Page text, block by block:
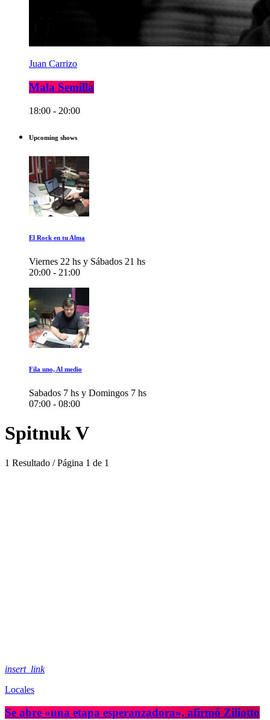
Juan Carrizo
Mala Semilla
18:00 - 20:00
Upcoming shows
El Rock en tu Alma
Viernes 22 hs y Sábados 21 hs
20:00 - 21:00
Fila uno, Al medio
Sabados 7 hs y Domingos 7 hs
07:00 - 08:00
Spitnuk V
1 Resultado / Página 1 de 1
insert_link
Locales
Se abre «una etapa esperanzadora», afirmó Ziliotto